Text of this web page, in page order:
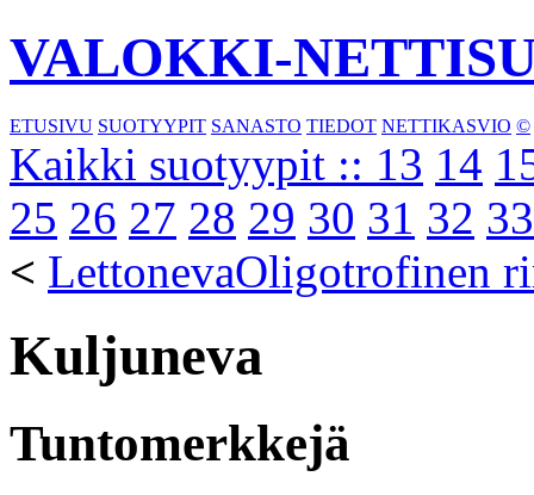
VALOKKI-
ETUSIVU SUOTYYPIT SANASTO TIEDOT NETTIKASVIO ©
Kaikki suotyypit :: 13 14
25 26 27 28 29 30 31 32 33
< LettonevaOligotrofinen
Kuljuneva
Tuntomerkkejä